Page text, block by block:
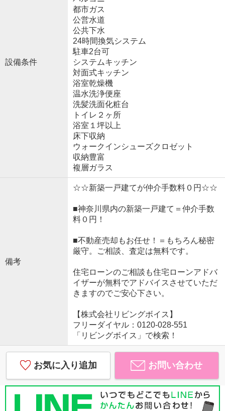
設備条件
都市ガス
公営水道
公共下水
24時間換気システム
駐車2台可
システムキッチン
対面式キッチン
浴室乾燥機
温水洗浄便座
洗髪洗面化粧台
トイレ２ヶ所
浴室１坪以上
床下収納
ウォークインシューズクロゼット
収納豊富
複層ガラス
備考
☆☆新築一戸建てが仲介手数料０円☆☆
■神奈川県内の新築一戸建て＝仲介手数
料０円！
■不動産売却もお任せ！＝もちろん秘密
厳守。ご相談、査定は無料です。
住宅ローンのご相談も住宅ローンアドバ
イザーが無料でアドバイスさせていただ
きますのでご安心下さい。
【株式会社リビングボイス】
フリーダイヤル：0120-028-551
「リビングボイス」で検索！
お気に入り追加 お問い合わせ